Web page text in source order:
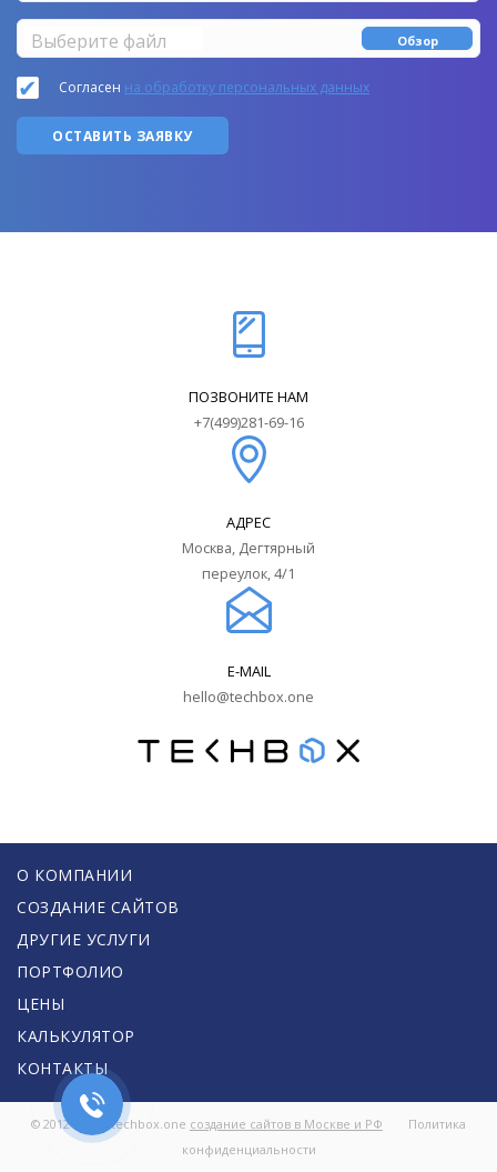
Выберите файл Обзор
Согласен на обработку персональных данных
ПОЗВОНИТЕ НАМ
+7(499)281-69-16
АДРЕС
Москва, Дегтярный
переулок, 4/1
E-MAIL
hello@techbox.one
О КОМПАНИИ
СОЗДАНИЕ САЙТОВ
ДРУГИЕ УСЛУГИ
ПОРТФОЛИО
ЦЕНЫ
КАЛЬКУЛЯТОР
КОНТАКТЫ
© 2012 - 2025 techbox.one создание сайтов в Москве и РФ
Политика
конфиденциальности